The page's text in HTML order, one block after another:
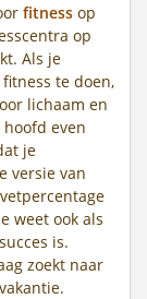
fitness op
op
Als je
te doen,
lichaam en
even
je
versie van
weet ook als
is.
zoekt naar